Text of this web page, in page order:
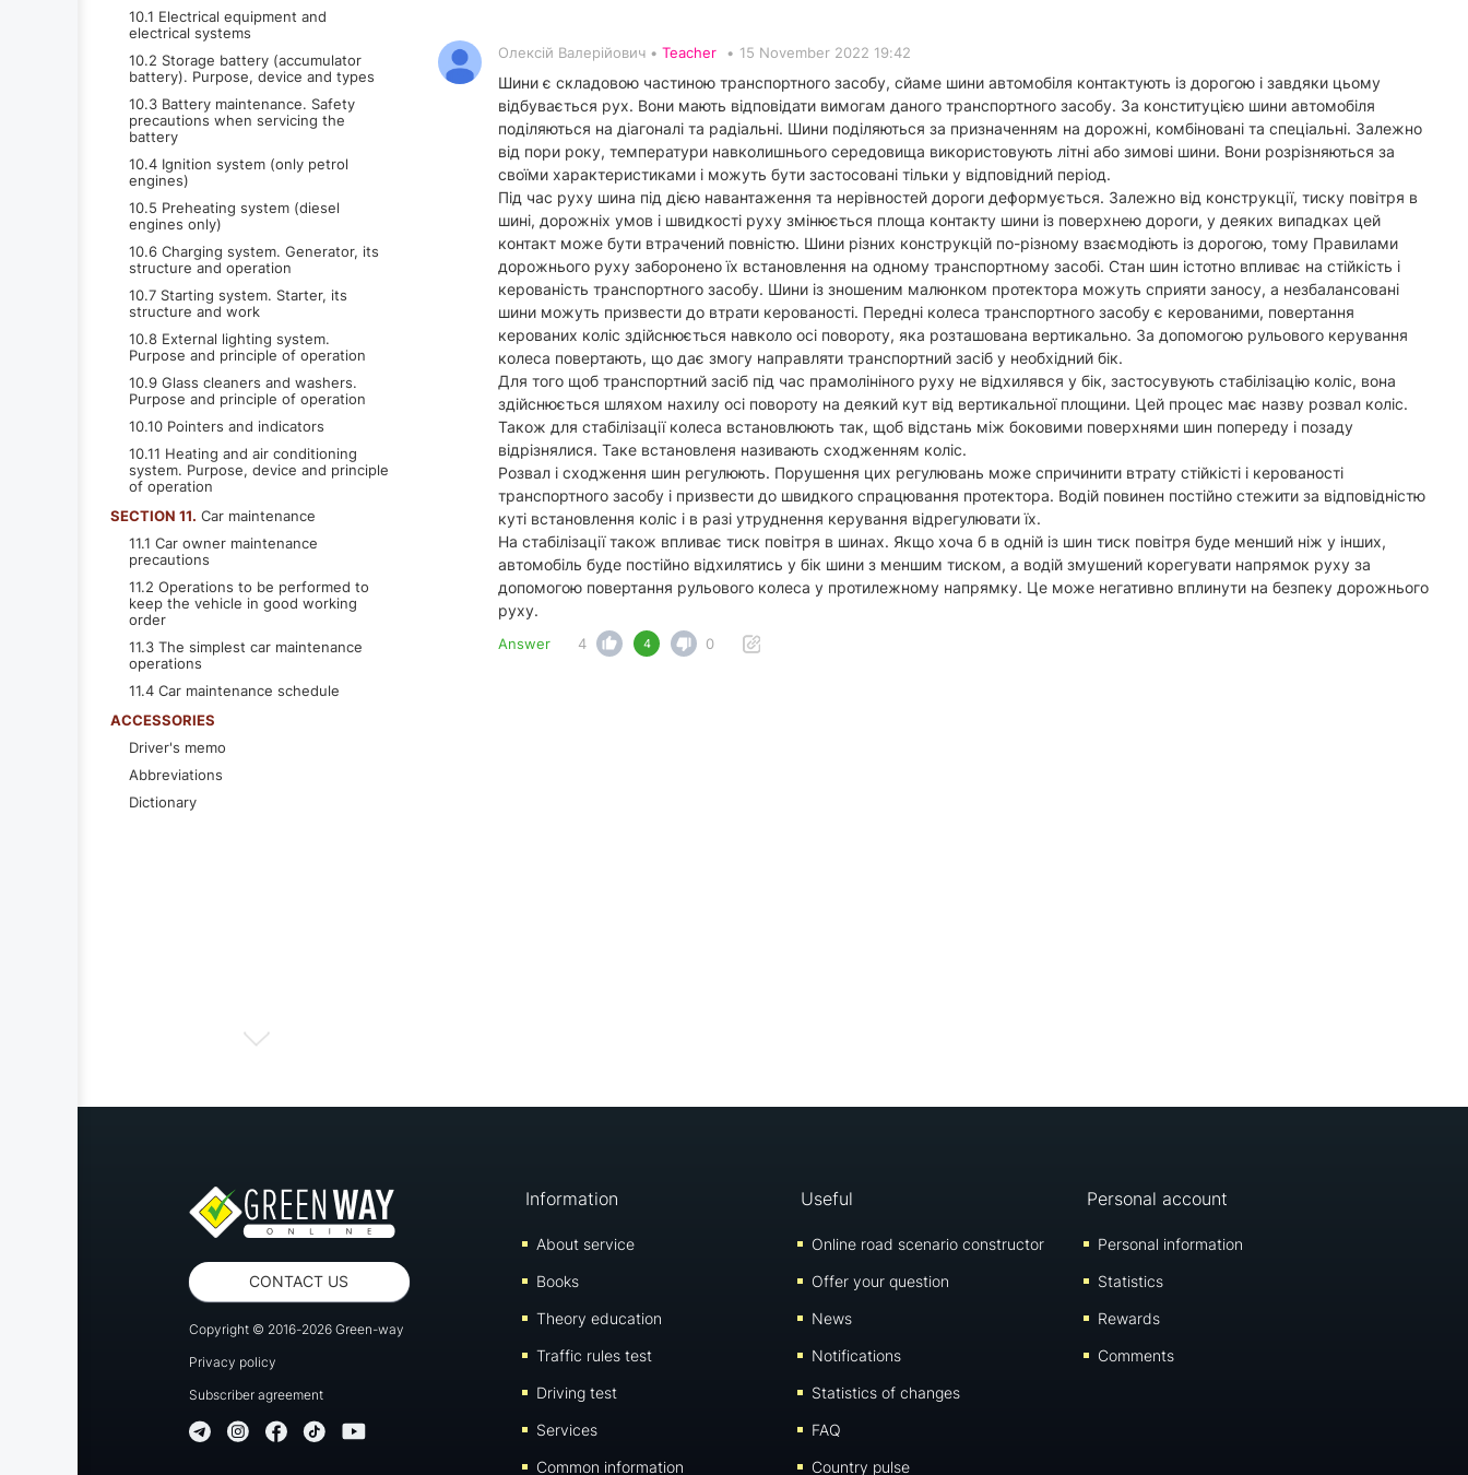
10.1 Electrical equipment and
electrical systems
10.2 Storage battery (accumulator
battery). Purpose, device and types
10.3 Battery maintenance. Safety
precautions when servicing the
battery
10.4 Ignition system (only petrol
engines)
10.5 Preheating system (diesel
engines only)
10.6 Charging system. Generator, its
structure and operation
10.7 Starting system. Starter, its
structure and work
10.8 External lighting system.
Purpose and principle of operation
10.9 Glass cleaners and washers.
Purpose and principle of operation
10.10 Pointers and indicators
10.11 Heating and air conditioning
system. Purpose, device and principle
of operation
SECTION 11. Car maintenance
11.1 Car owner maintenance
precautions
11.2 Operations to be performed to
keep the vehicle in good working
order
11.3 The simplest car maintenance
operations
11.4 Car maintenance schedule
ACCESSORIES
Driver's memo
Abbreviations
Dictionary
Олексій Валерійович • Teacher • 15 November 2022 19:42
Шини є складовою частиною транспортного засобу, сйаме шини автомобіля контактують із дорогою і завдяки цьому
відбувається рух. Вони мають відповідати вимогам даного транспортного засобу. За конституцією шини автомобіля
поділяються на діагоналі та радіальні. Шини поділяються за призначенням на дорожні, комбіновані та спеціальні. Залежно
від пори року, температури навколишнього середовища використовують літні або зимові шини. Вони розрізняються за
своїми характеристиками і можуть бути застосовані тільки у відповідний період.
Під час руху шина під дією навантаження та нерівностей дороги деформується. Залежно від конструкції, тиску повітря в
шині, дорожніх умов і швидкості руху змінюється площа контакту шини із поверхнею дороги, у деяких випадках цей
контакт може бути втрачений повністю. Шини різних конструкцій по-різному взаємодіють із дорогою, тому Правилами
дорожнього руху заборонено їх встановлення на одному транспортному засобі. Стан шин істотно впливає на стійкість і
керованість транспортного засобу. Шини із зношеним малюнком протектора можуть сприяти заносу, а незбалансовані
шини можуть призвести до втрати керованості. Передні колеса транспортного засобу є керованими, повертання
керованих коліс здійснюється навколо осі повороту, яка розташована вертикально. За допомогою рульового керування
колеса повертають, що дає змогу направляти транспортний засіб у необхідний бік.
Для того щоб транспортний засіб під час прамолініного руху не відхилявся у бік, застосувують стабілізацію коліс, вона
здійснюється шляхом нахилу осі повороту на деякий кут від вертикальної площини. Цей процес має назву розвал коліс.
Також для стабілізації колеса встановлюють так, щоб відстань між боковими поверхнями шин попереду і позаду
відрізнялися. Таке встановленя називають сходженням коліс.
Розвал і сходження шин регулюють. Порушення цих регулювань може спричинити втрату стійкісті і керованості
транспортного засобу і призвести до швидкого спрацювання протектора. Водій повинен постійно стежити за відповідністю
куті встановлення коліс і в разі утруднення керування відрегулювати їх.
На стабілізації також впливає тиск повітря в шинах. Якщо хоча б в одній із шин тиск повітря буде менший ніж у інших,
автомобіль буде постійно відхилятись у бік шини з меншим тиском, а водій змушений корегувати напрямок руху за
допомогою повертання рульового колеса у протилежному напрямку. Це може негативно вплинути на безпеку дорожнього
руху.
Answer 4 4 0
CONTACT US
Copyright © 2016-2026 Green-way
Privacy policy
Subscriber agreement
Information
About service
Books
Theory education
Traffic rules test
Driving test
Services
Common information
Useful
Online road scenario constructor
Offer your question
News
Notifications
Statistics of changes
FAQ
Country pulse
Personal account
Personal information
Statistics
Rewards
Comments